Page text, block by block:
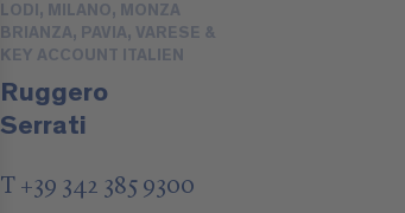
LODI, MILANO, MONZA
BRIANZA, PAVIA, VARESE &
KEY ACCOUNT ITALIEN
Ruggero
Serrati
T +39 342 385 9300